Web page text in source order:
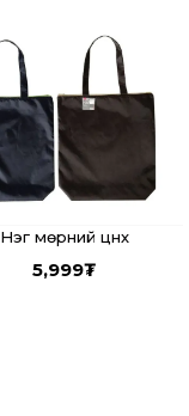
Нэг мөрний цүнх
5,999₮